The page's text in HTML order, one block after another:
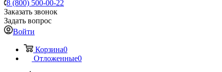
8 (800) 500-00-22
Заказать звонок
Задать вопрос
Войти
Корзина0
Отложенные0